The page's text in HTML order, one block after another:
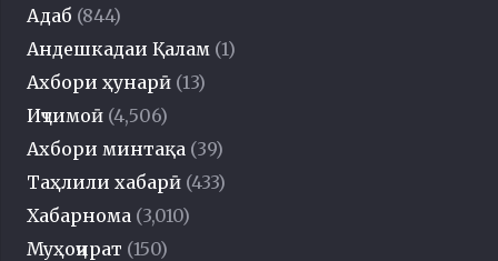
Адаб (844)
Андешкадаи Қалам (1)
Ахбори ҳунарӣ (13)
Иҷтимоӣ (4,506)
Ахбори минтақа (39)
Таҳлили хабарӣ (433)
Хабарнома (3,010)
Муҳоҷират (150)